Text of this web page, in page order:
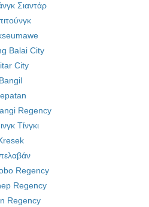
Σιαντάρ
Balai City
City
Bangil
Regency
Τίνγκι
Regency
Regency
Regency